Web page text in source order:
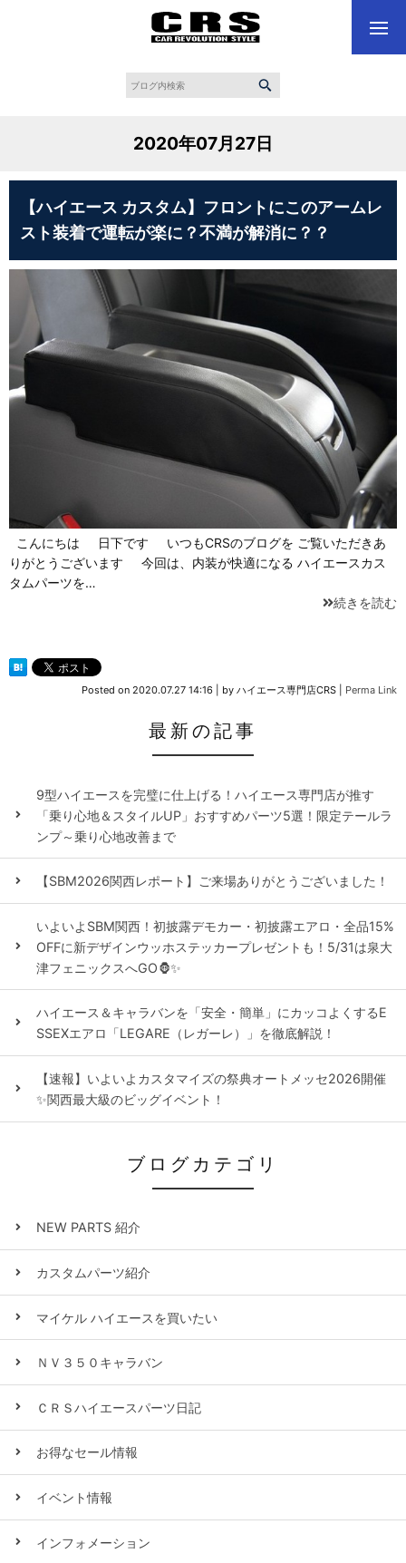
2020年07月27日
【ハイエース カスタム】フロントにこのアームレ
スト装着で運転が楽に？不満が解消に？？
こんにちは 日下です いつもCRSのブログを ご覧いただきあ
りがとうございます 今回は、内装が快適になる ハイエースカス
タムパーツを…
続きを読む
Posted on 2020.07.27 14:16 by ハイエース専門店CRS Perma Link
最新の記事
9型ハイエースを完璧に仕上げる！ハイエース専門店が推す
「乗り心地＆スタイルUP」おすすめパーツ5選！限定テールラ
ンプ～乗り心地改善まで
【SBM2026関西レポート】ご来場ありがとうございました！
いよいよSBM関西！初披露デモカー・初披露エアロ・全品15%
OFFに新デザインウッホステッカープレゼントも！5/31は泉大
津フェニックスへGO🦍✨
ハイエース＆キャラバンを「安全・簡単」にカッコよくするE
SSEXエアロ「LEGARE（レガーレ）」を徹底解説！
【速報】いよいよカスタマイズの祭典オートメッセ2026開催
✨関西最大級のビッグイベント！
ブログカテゴリ
NEW PARTS 紹介
カスタムパーツ紹介
マイケル ハイエースを買いたい
ＮＶ３５０キャラバン
ＣＲＳハイエースパーツ日記
お得なセール情報
イベント情報
インフォメーション